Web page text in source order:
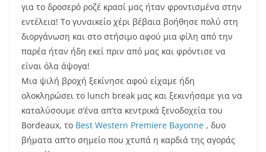
για το δροσερό ροζέ κρασί μας ήταν φροντισμένα στην
εντέλεια! Το γυναικείο χέρι βέβαια βοήθησε πολύ στη
διοργάνωση και στο στήσιμο αφού μια φίλη από την
παρέα ήταν ήδη εκεί πριν από μας και φρόντισε να
είναι όλα άψογα!
Μια ψιλή βροχή ξεκίνησε αφού είχαμε ήδη
ολοκληρώσει το lunch break μας και ξεκινήσαμε για να
καταλύσουμε σ’ένα απ’τα κεντρικά ξενοδοχεία του
Bordeaux, το Best Western Premiere Bayonne , δυο
βήματα απ’το σημείο που χτυπά η καρδιά της αγοράς